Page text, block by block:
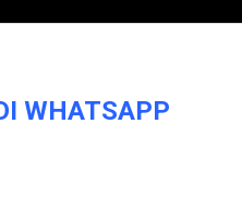
WHATSAPP